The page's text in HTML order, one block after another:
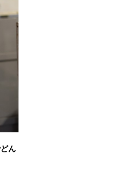
ん